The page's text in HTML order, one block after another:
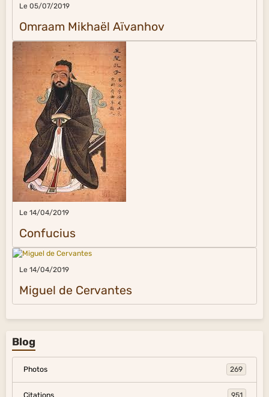
Le 05/07/2019
Omraam Mikhaël Aïvanhov
Le 14/04/2019
Confucius
Le 14/04/2019
Miguel de Cervantes
Blog
Photos 269
Citations 951